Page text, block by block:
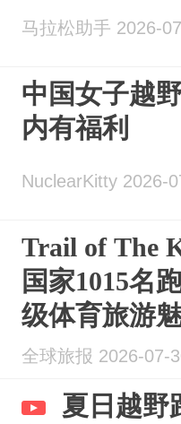
马拉松助手 2026-
中国女子越
内有福利
NuclearKitty 2026-
Trail of The
国家1015名
级体育旅游
全球旅报 2026-07-
夏日越野